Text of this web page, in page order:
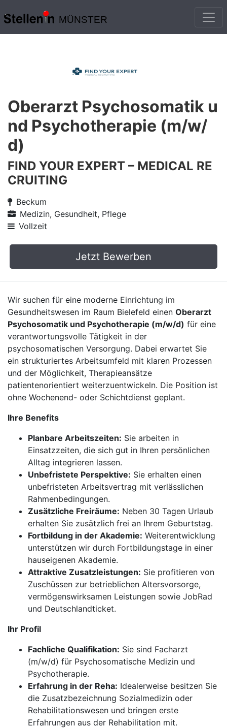
MÜNSTER
Oberarzt Psychosomatik u
nd Psychotherapie (m/w/
d)
FIND YOUR EXPERT – MEDICAL RE
CRUITING
Beckum
Medizin, Gesundheit, Pflege
Vollzeit
Jetzt Bewerben
Wir suchen für eine moderne Einrichtung im
Gesundheitswesen im Raum Bielefeld einen Oberarzt
Psychosomatik und Psychotherapie (m/w/d) für eine
verantwortungsvolle Tätigkeit in der
psychosomatischen Versorgung. Dabei erwartet Sie
ein strukturiertes Arbeitsumfeld mit klaren Prozessen
und der Möglichkeit, Therapieansätze
patientenorientiert weiterzuentwickeln. Die Position ist
ohne Wochenend- oder Schichtdienst geplant.
Ihre Benefits
Planbare Arbeitszeiten: Sie arbeiten in
Einsatzzeiten, die sich gut in Ihren persönlichen
Alltag integrieren lassen.
Unbefristete Perspektive: Sie erhalten einen
unbefristeten Arbeitsvertrag mit verlässlichen
Rahmenbedingungen.
Zusätzliche Freiräume: Neben 30 Tagen Urlaub
erhalten Sie zusätzlich frei an Ihrem Geburtstag.
Fortbildung in der Akademie: Weiterentwicklung
unterstützen wir durch Fortbildungstage in einer
hauseigenen Akademie.
Attraktive Zusatzleistungen: Sie profitieren von
Zuschüssen zur betrieblichen Altersvorsorge,
vermögenswirksamen Leistungen sowie JobRad
und Deutschlandticket.
Ihr Profil
Fachliche Qualifikation: Sie sind Facharzt
(m/w/d) für Psychosomatische Medizin und
Psychotherapie.
Erfahrung in der Reha: Idealerweise besitzen Sie
die Zusatzbezeichnung Sozialmedizin oder
Rehabilitationswesen und bringen erste
Erfahrungen aus der Rehabilitation mit.